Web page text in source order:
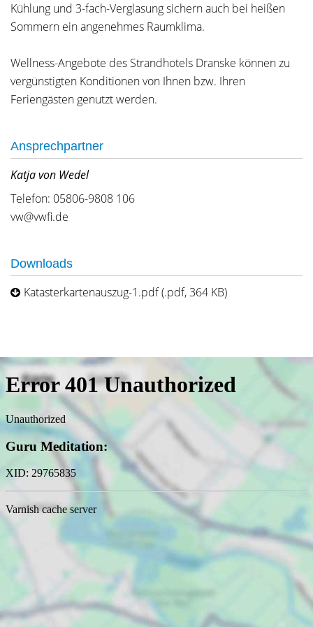
Kühlung und 3-fach-Verglasung sichern auch bei heißen
Sommern ein angenehmes Raumklima.
Wellness-Angebote des Strandhotels Dranske können zu
vergünstigten Konditionen von Ihnen bzw. Ihren
Feriengästen genutzt werden.
Ansprechpartner
Katja von Wedel
Telefon: 05806-9808 106
vw@vwfi.de
Downloads
Katasterkartenauszug-1.pdf (.pdf, 364 KB)